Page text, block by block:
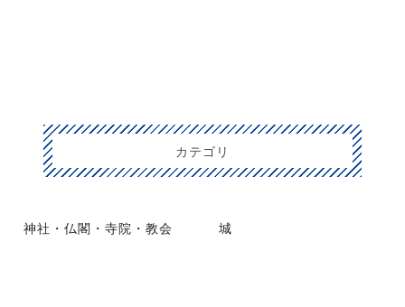
カテゴリ
神社・仏閣・寺院・教会 城